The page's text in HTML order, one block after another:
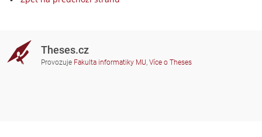
Theses.cz
Provozuje Fakulta informatiky MU, Více o Theses